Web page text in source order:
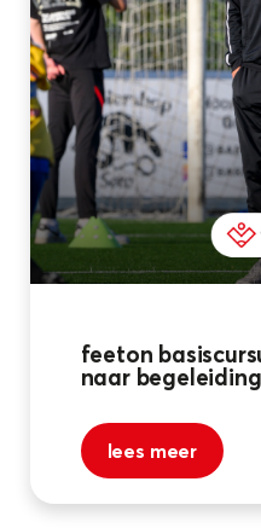
feeton
naar
lees meer